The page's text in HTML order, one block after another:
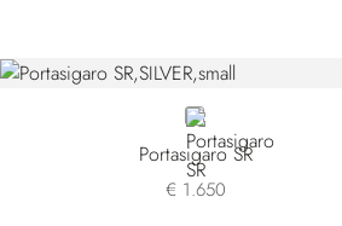
SILVER
Portasigaro SR
€ 1.650